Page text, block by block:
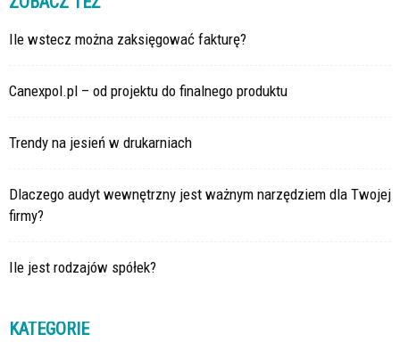
Ile wstecz można zaksięgować fakturę?
Canexpol.pl – od projektu do finalnego produktu
Trendy na jesień w drukarniach
Dlaczego audyt wewnętrzny jest ważnym narzędziem dla Twojej
firmy?
Ile jest rodzajów spółek?
KATEGORIE